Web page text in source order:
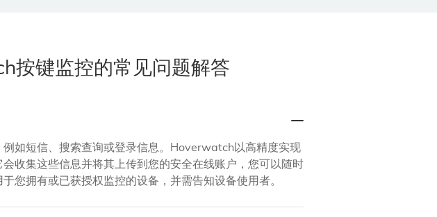
按键监控的常见问题解答
如短信、搜索查询或登录信息。Hoverwatch以高精度实现
收集这些信息并将其上传到您的安全在线账户，您可以随时
您拥有或已获授权监控的设备，并需告知设备使用者。